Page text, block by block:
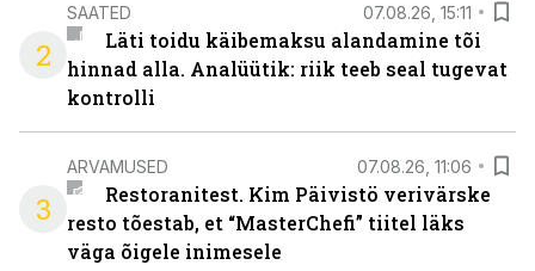
2
SAATED 07.08.26, 15:11
Läti toidu käibemaksu alandamine tõi
hinnad alla. Analüütik: riik teeb seal tugevat
kontrolli
3
ARVAMUSED 07.08.26, 11:06
Restoranitest. Kim Päivistö verivärske
resto tõestab, et “MasterChefi” tiitel läks
väga õigele inimesele